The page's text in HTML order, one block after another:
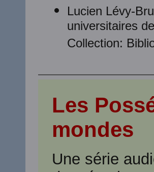
Lucien Lévy-
universitaires
Collection:
Les
mondes
Une série